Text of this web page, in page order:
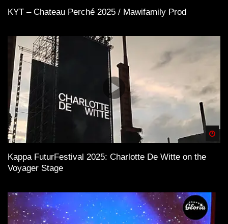
KYT – Chateau Perché 2025 / Mawifamily Prod
Kappa FuturFestival 2025: Charlotte De Witte on the
Voyager Stage